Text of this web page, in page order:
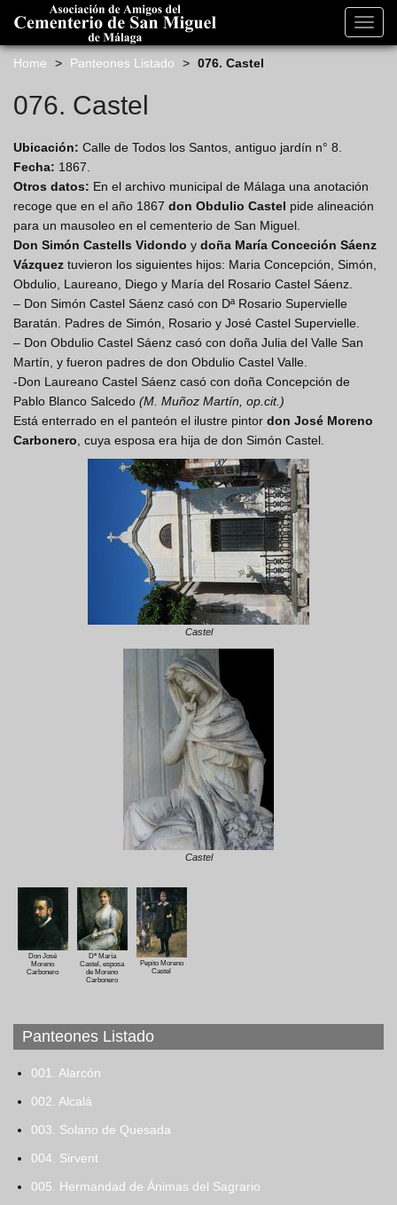
Home
> Panteones Listado > 076. Castel
076. Castel
Ubicación: Calle de Todos los Santos, antiguo jardín n° 8.
Fecha: 1867.
Otros datos: En el archivo municipal de Málaga una anotación
recoge que en el año 1867 don Obdulio Castel pide alineación
para un mausoleo en el cementerio de San Miguel.
Don Simón Castells Vidondo y doña María Conceción Sáenz
Vázquez tuvieron los siguientes hijos: Maria Concepción, Simón,
Obdulio, Laureano, Diego y María del Rosario Castel Sáenz.
– Don Simón Castel Sáenz casó con Dª Rosario Supervielle
Baratán. Padres de Simón, Rosario y José Castel Supervielle.
– Don Obdulio Castel Sáenz casó con doña Julia del Valle San
Martín, y fueron padres de don Obdulio Castel Valle.
-Don Laureano Castel Sáenz casó con doña Concepción de
Pablo Blanco Salcedo (M. Muñoz Martín, op.cit.)
Está enterrado en el panteón el ilustre pintor don José Moreno
Carbonero , cuya esposa era hija de don Simón Castel.
Castel
Castel
Don José
Moreno
Carbonero
Dª María
Castel, esposa
de Moreno
Carbonero
Pepito Moreno
Castel
Panteones Listado
001. Alarcón
002. Alcalá
003. Solano de Quesada
004. Sirvent
005. Hermandad de Ánimas del Sagrario